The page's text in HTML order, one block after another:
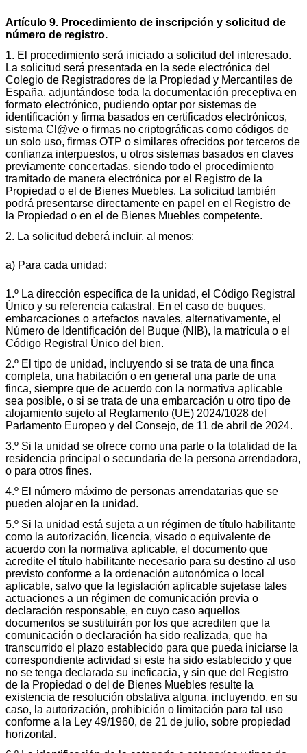
Artículo 9. Procedimiento de inscripción y solicitud de
número de registro.
1. El procedimiento será iniciado a solicitud del interesado.
La solicitud será presentada en la sede electrónica del
Colegio de Registradores de la Propiedad y Mercantiles de
España, adjuntándose toda la documentación preceptiva en
formato electrónico, pudiendo optar por sistemas de
identificación y firma basados en certificados electrónicos,
sistema Cl@ve o firmas no criptográficas como códigos de
un solo uso, firmas OTP o similares ofrecidos por terceros de
confianza interpuestos, u otros sistemas basados en claves
previamente concertadas, siendo todo el procedimiento
tramitado de manera electrónica por el Registro de la
Propiedad o el de Bienes Muebles. La solicitud también
podrá presentarse directamente en papel en el Registro de
la Propiedad o en el de Bienes Muebles competente.
2. La solicitud deberá incluir, al menos:
a) Para cada unidad:
1.º La dirección específica de la unidad, el Código Registral
Único y su referencia catastral. En el caso de buques,
embarcaciones o artefactos navales, alternativamente, el
Número de Identificación del Buque (NIB), la matrícula o el
Código Registral Único del bien.
2.º El tipo de unidad, incluyendo si se trata de una finca
completa, una habitación o en general una parte de una
finca, siempre que de acuerdo con la normativa aplicable
sea posible, o si se trata de una embarcación u otro tipo de
alojamiento sujeto al Reglamento (UE) 2024/1028 del
Parlamento Europeo y del Consejo, de 11 de abril de 2024.
3.º Si la unidad se ofrece como una parte o la totalidad de la
residencia principal o secundaria de la persona arrendadora,
o para otros fines.
4.º El número máximo de personas arrendatarias que se
pueden alojar en la unidad.
5.º Si la unidad está sujeta a un régimen de título habilitante
como la autorización, licencia, visado o equivalente de
acuerdo con la normativa aplicable, el documento que
acredite el título habilitante necesario para su destino al uso
previsto conforme a la ordenación autonómica o local
aplicable, salvo que la legislación aplicable sujetase tales
actuaciones a un régimen de comunicación previa o
declaración responsable, en cuyo caso aquellos
documentos se sustituirán por los que acrediten que la
comunicación o declaración ha sido realizada, que ha
transcurrido el plazo establecido para que pueda iniciarse la
correspondiente actividad si este ha sido establecido y que
no se tenga declarada su ineficacia, y sin que del Registro
de la Propiedad o del de Bienes Muebles resulte la
existencia de resolución obstativa alguna, incluyendo, en su
caso, la autorización, prohibición o limitación para tal uso
conforme a la Ley 49/1960, de 21 de julio, sobre propiedad
horizontal.